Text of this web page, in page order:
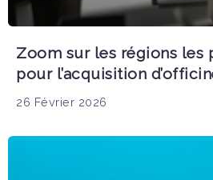
Zoom sur les régions les
pour l’acquisition
26 Février 2026